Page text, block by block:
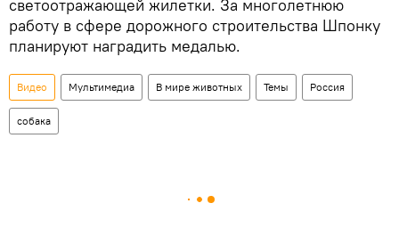
светоотражающей жилетки. За многолетнюю
работу в сфере дорожного строительства Шпонку
планируют наградить медалью.
Видео Мультимедиа В мире животных Темы Россия
собака